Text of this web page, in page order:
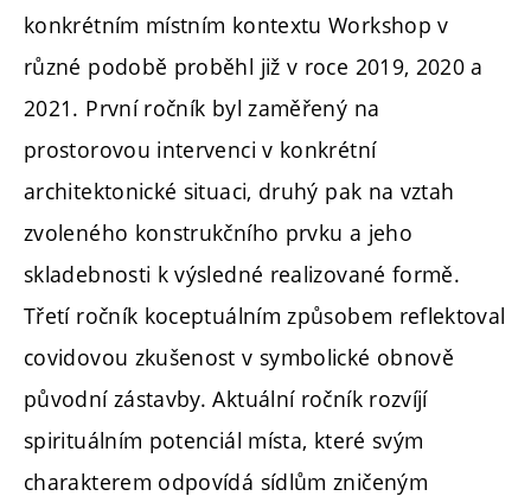
konkrétním místním kontextu Workshop v
různé podobě proběhl již v roce 2019, 2020 a
2021. První ročník byl zaměřený na
prostorovou intervenci v konkrétní
architektonické situaci, druhý pak na vztah
zvoleného konstrukčního prvku a jeho
skladebnosti k výsledné realizované formě.
Třetí ročník koceptuálním způsobem reflektoval
covidovou zkušenost v symbolické obnově
původní zástavby. Aktuální ročník rozvíjí
spirituálním potenciál místa, které svým
charakterem odpovídá sídlům zničeným